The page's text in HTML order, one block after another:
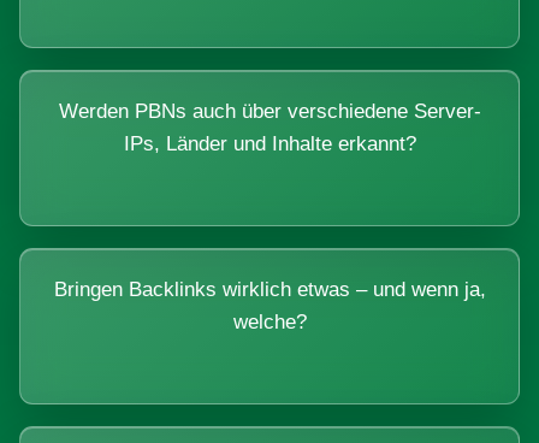
Werden PBNs auch über verschiedene Server-
IPs, Länder und Inhalte erkannt?
Bringen Backlinks wirklich etwas – und wenn ja,
welche?